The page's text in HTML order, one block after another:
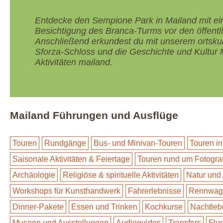
Entdecke den Sempione Park in Mailand mit
Besichtigung des Branca-Turms vor den
Anschließend erkundest du mit unserem
Sforza-Schloss und die Geschichte und Kultur
Aktivitäten mailand.
Mailand Führungen und Ausflüge
Touren Rundgänge Bus- und Minivan-Touren Touren
Saisonale Aktivitäten & Feiertage
Touren rund um
Archäologie
Religiöse & spirituelle Aktivitäten Natur
Workshops für Kunsthandwerk
Fahrerlebnisse
Dinner-Pakete
Essen und Trinken Kochkurse